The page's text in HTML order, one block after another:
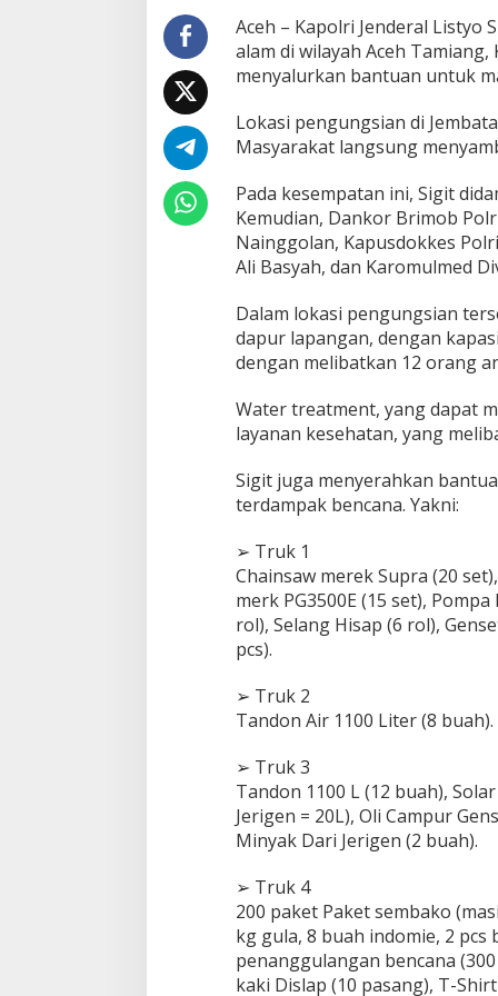
a
l
u
a
n
a
n
t
u
a
k
e
K
o
b
a
e
n
a
n
a
Aceh – Kapolri Jenderal Listyo
alam di wilayah Aceh
menyalurkan bantuan untuk
Lokasi pengungsian di
Masyarakat langsung
Pada kesempatan ini, Sigit
Kemudian, Dankor Brimob
Nainggolan, Kapusdokkes
Ali Basyah, dan Karomulmed
Dalam lokasi pengungsian
dapur lapangan, dengan
dengan melibatkan 12 orang
Water treatment, yang dapat
layanan kesehatan, yang
Sigit juga menyerahkan
terdampak bencana. Yakni:
➢ Truk 1
Chainsaw merek Supra (20
merk PG3500E (15 set),
rol), Selang Hisap (6 rol),
pcs).
➢ Truk 2
Tandon Air 1100 Liter (8 buah).
➢ Truk 3
Tandon 1100 L (12 buah),
Jerigen = 20L), Oli Campur
Minyak Dari Jerigen (2 buah).
➢ Truk 4
200 paket Paket sembako
kg gula, 8 buah indomie, 2 pcs
penanggulangan bencana
kaki Dislap (10 pasang), T-Shirt